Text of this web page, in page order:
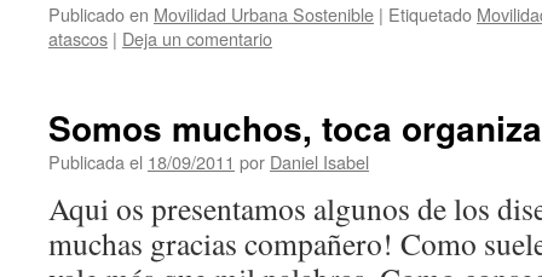
Publicado en Movilidad Urbana Sostenible | Etiquetado
atascos | Deja un comentario
Somos muchos, toca
Publicada el 18/09/2011 por Daniel Isabel
Aqui os presentamos algunos de los
muchas gracias compañero! Como